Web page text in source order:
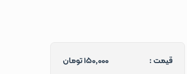
قیمت : 150,000تومان